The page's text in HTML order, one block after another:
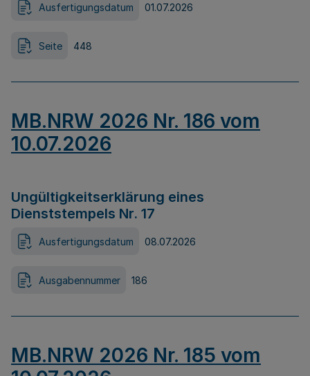
Ausfertigungsdatum 01.07.2026
Seite 448
MB.NRW 2026 Nr. 186 vom
10.07.2026
Ungültigkeitserklärung eines
Dienststempels Nr. 17
Ausfertigungsdatum 08.07.2026
Ausgabennummer 186
MB.NRW 2026 Nr. 185 vom